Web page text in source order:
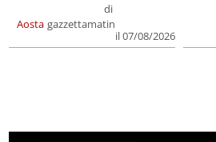
Aosta
di
gazzettamatin
il 07/08/2026